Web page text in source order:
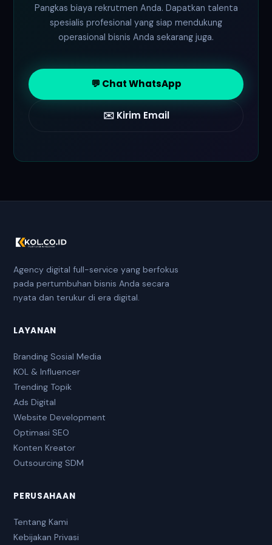
Pangkas biaya rekrutmen Anda. Dapatkan talenta
spesialis profesional yang siap mendukung
operasional bisnis Anda sekarang juga.
💬 Chat WhatsApp
✉️ Kirim Email
Agency digital full-service yang berfokus
pada pertumbuhan bisnis Anda secara
nyata dan terukur di era digital.
LAYANAN
Branding Sosial Media
KOL & Influencer
Trending Topik
Ads Digital
Website Development
Optimasi SEO
Konten Kreator
Outsourcing SDM
PERUSAHAAN
Tentang Kami
Kebijakan Privasi